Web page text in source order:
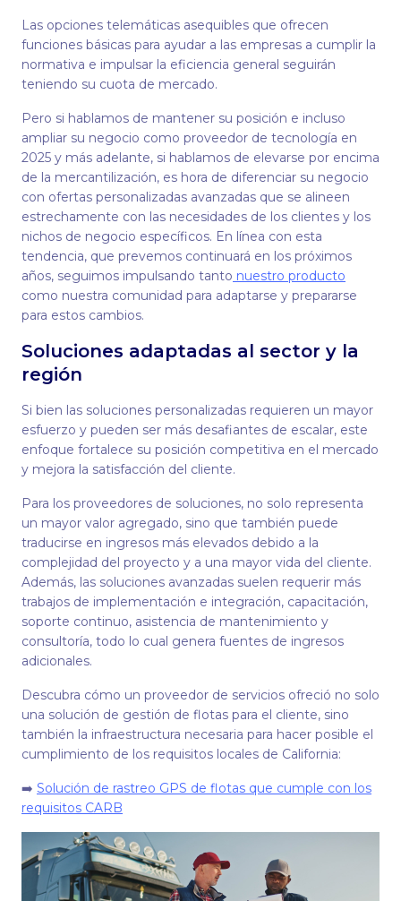
Las opciones telemáticas asequibles que ofrecen
funciones básicas para ayudar a las empresas a cumplir la
normativa e impulsar la eficiencia general seguirán
teniendo su cuota de mercado.
Pero si hablamos de mantener su posición e incluso
ampliar su negocio como proveedor de tecnología en
2025 y más adelante, si hablamos de elevarse por encima
de la mercantilización, es hora de diferenciar su negocio
con ofertas personalizadas avanzadas que se alineen
estrechamente con las necesidades de los clientes y los
nichos de negocio específicos. En línea con esta
tendencia, que prevemos continuará en los próximos
años, seguimos impulsando tanto nuestro producto
como nuestra comunidad para adaptarse y prepararse
para estos cambios.
Soluciones adaptadas al sector y la
región
Si bien las soluciones personalizadas requieren un mayor
esfuerzo y pueden ser más desafiantes de escalar, este
enfoque fortalece su posición competitiva en el mercado
y mejora la satisfacción del cliente.
Para los proveedores de soluciones, no solo representa
un mayor valor agregado, sino que también puede
traducirse en ingresos más elevados debido a la
complejidad del proyecto y a una mayor vida del cliente.
Además, las soluciones avanzadas suelen requerir más
trabajos de implementación e integración, capacitación,
soporte continuo, asistencia de mantenimiento y
consultoría, todo lo cual genera fuentes de ingresos
adicionales.
Descubra cómo un proveedor de servicios ofreció no solo
una solución de gestión de flotas para el cliente, sino
también la infraestructura necesaria para hacer posible el
cumplimiento de los requisitos locales de California:
➡️ Solución de rastreo GPS de flotas que cumple con los
requisitos CARB